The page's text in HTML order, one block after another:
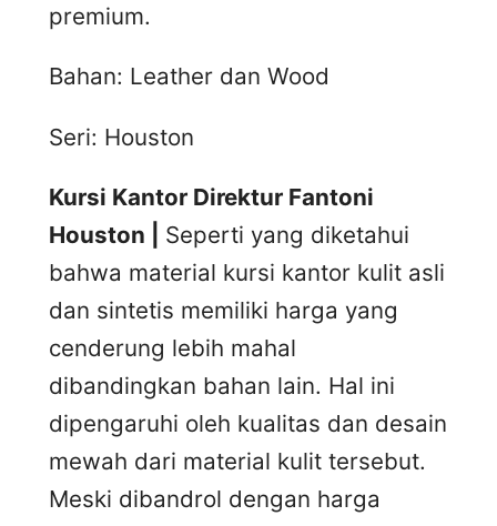
premium.
Bahan: Leather dan Wood
Seri: Houston
Kursi Kantor Direktur Fantoni
Houston | Seperti yang diketahui
bahwa material kursi kantor kulit asli
dan sintetis memiliki harga yang
cenderung lebih mahal
dibandingkan bahan lain. Hal ini
dipengaruhi oleh kualitas dan desain
mewah dari material kulit tersebut.
Meski dibandrol dengan harga